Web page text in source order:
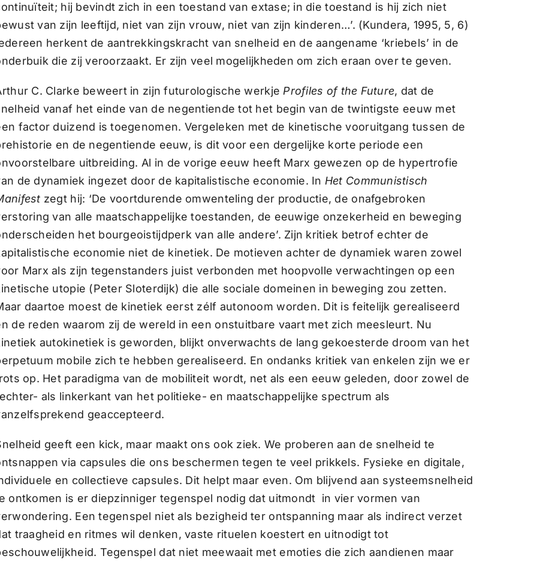
hij bevindt zich in een toestand van extase; in die toestand is hij zich niet
van zijn leeftijd, niet van zijn vrouw, niet van zijn kinderen…’. (Kundera, 1995, 5, 6)
herkent de aantrekkingskracht van snelheid en de aangename ‘kriebels’ in de
die zij veroorzaakt. Er zijn veel mogelijkheden om zich eraan over te geven.
C. Clarke beweert in zijn futurologische werkje Profiles of the Future, dat de
vanaf het einde van de negentiende tot het begin van de twintigste eeuw met
factor duizend is toegenomen. Vergeleken met de kinetische vooruitgang tussen de
en de negentiende eeuw, is dit voor een dergelijke korte periode een
uitbreiding. Al in de vorige eeuw heeft Marx gewezen op de hypertrofie
de dynamiek ingezet door de kapitalistische economie. In Het Communistisch
zegt hij: ‘De voortdurende omwenteling der productie, de onafgebroken
van alle maatschappelijke toestanden, de eeuwige onzekerheid en beweging
het bourgeoistijdperk van alle andere’. Zijn kritiek betrof echter de
economie niet de kinetiek. De motieven achter de dynamiek waren zowel
Marx als zijn tegenstanders juist verbonden met hoopvolle verwachtingen op een
utopie (Peter Sloterdijk) die alle sociale domeinen in beweging zou zetten.
daartoe moest de kinetiek eerst zélf autonoom worden. Dit is feitelijk gerealiseerd
de reden waarom zij de wereld in een onstuitbare vaart met zich meesleurt. Nu
autokinetiek is geworden, blijkt onverwachts de lang gekoesterde droom van het
mobile zich te hebben gerealiseerd. En ondanks kritiek van enkelen zijn we er
op. Het paradigma van de mobiliteit wordt, net als een eeuw geleden, door zowel de
als linkerkant van het politieke- en maatschappelijke spectrum als
geaccepteerd.
geeft een kick, maar maakt ons ook ziek. We proberen aan de snelheid te
via capsules die ons beschermen tegen te veel prikkels. Fysieke en digitale,
en collectieve capsules. Dit helpt maar even. Om blijvend aan systeemsnelheid
ontkomen is er diepzinniger tegenspel nodig dat uitmondt in vier vormen van
Een tegenspel niet als bezigheid ter ontspanning maar als indirect verzet
traagheid en ritmes wil denken, vaste rituelen koestert en uitnodigt tot
Tegenspel dat niet meewaait met emoties die zich aandienen maar